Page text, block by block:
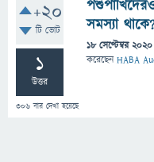
+20
টি ভোট
1
উত্তর
306 বার দেখা হয়েছে
সমস্যা
18 সেপ্টেম্বর 2020
করেছেনHABA